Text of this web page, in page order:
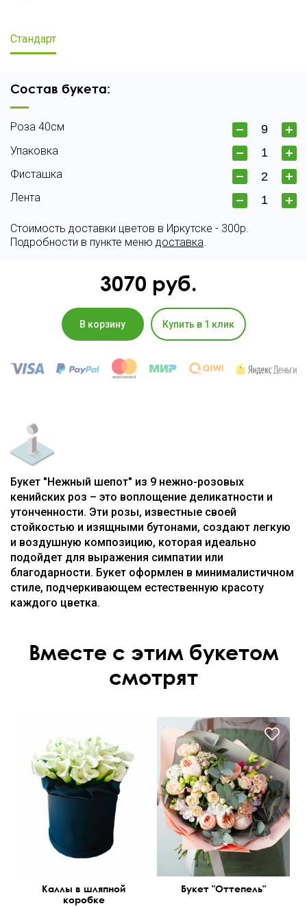
Стандарт
Состав букета:
Роза 40см
Упаковка
Фисташка
Лента
Стоимость доставки цветов в Иркутске - 300р.
Подробности в пункте меню доставка
3070 руб.
В корзину Купить в 1 клик
Букет "Нежный шепот" из 9 нежно-розовых
кенийских роз – это воплощение деликатности и
утонченности. Эти розы, известные своей
стойкостью и изящными бутонами, создают легкую
и воздушную композицию, которая идеально
подойдет для выражения симпатии или
благодарности. Букет оформлен в минималистичном
стиле, подчеркивающем естественную красоту
каждого цветка.
Вместе с этим букетом
смотрят
Каллы в шляпной
коробке
Букет "Оттепель"